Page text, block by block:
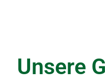
Unsere